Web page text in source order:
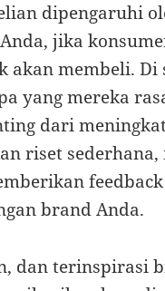
dipengaruhi
jika
akan membeli.
yang mereka
dari
riset
brand Anda.
dan terinspirasi